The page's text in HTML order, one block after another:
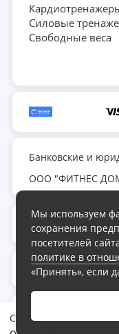
Мы используем
сохранения
посетителей
политике в
«Принять», если
Силовые
Свободные веса
Банковские и
ООО "ФИТНЕС
Интернет-